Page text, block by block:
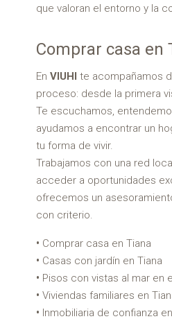
que valoran el entorno y la
Comprar casa en
En VIUHI te acompañamos
proceso: desde la primera
Te escuchamos,
ayudamos a encontrar un
tu forma de vivir.
Trabajamos con una red
acceder a oportunidades
ofrecemos un
con criterio.
Comprar casa en Tiana
Casas con jardín en Tiana
Pisos con vistas al mar en
Viviendas familiares en
Inmobiliaria de confianza